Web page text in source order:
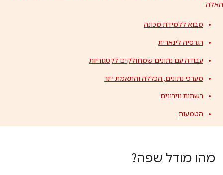
האלה:
מבוא ללמידת מכונה
רגרסיה לינארית
עבודה עם נתונים שמחולקים לקטגוריות
מערכי נתונים, הכללה והתאמת יתר
רשתות נוירונים
הטמעות
מהו מודל שפה?